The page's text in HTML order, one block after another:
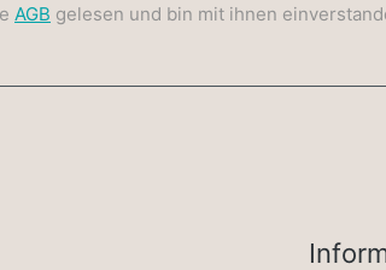
AGB gelesen und bin mit ihnen